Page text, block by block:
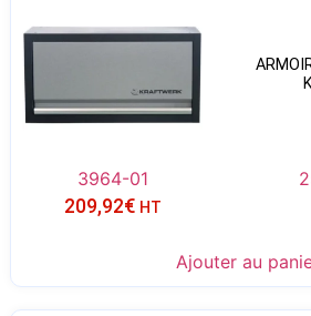
3964-01
209,92€ HT
Ajouter au